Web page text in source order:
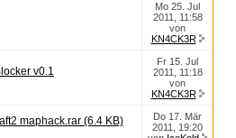
Mo 25. Jul
2011, 11:58
von
KN4CK3R
v0.1
Fr 15. Jul
2011, 11:18
von
KN4CK3R
maphack.rar (6.4 KB)
Do 17. Mär
2011, 19:20